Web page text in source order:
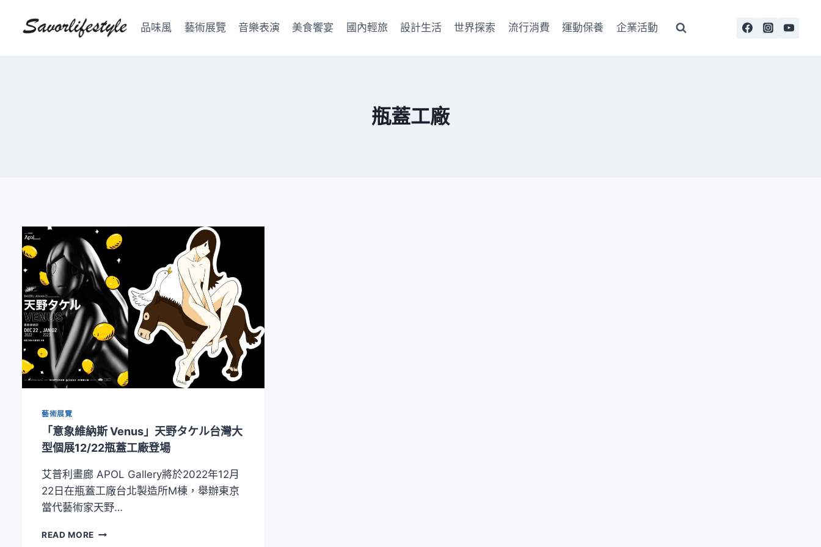
品味風 藝術展覽 音樂表演 美食饗宴 國內輕旅 設計生活 世界探索 流行消費 運動保養 企業活動
瓶蓋工廠
藝術展覽
「意象維納斯 Venus」天野タケル台灣大
型個展12/22瓶蓋工廠登場
艾普利畫廊 APOL Gallery將於2022年12月
22日在瓶蓋工廠台北製造所M棟，舉辦東京
當代藝術家天野…
READ MORE 「意